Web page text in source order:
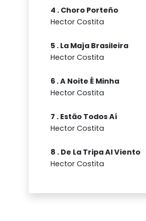
4 . Choro Porteño
Hector Costita
5 . La Maja Brasileira
Hector Costita
6 . A Noite É Minha
Hector Costita
7 . Estão Todos Aí
Hector Costita
8 . De La Tripa Al Viento
Hector Costita